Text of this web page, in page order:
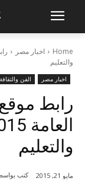
Home اخبار مصر
والتعليم
اخبار مصر الفن والثقافة
رابط
والتعليم
مايو 21, 2015 كتب